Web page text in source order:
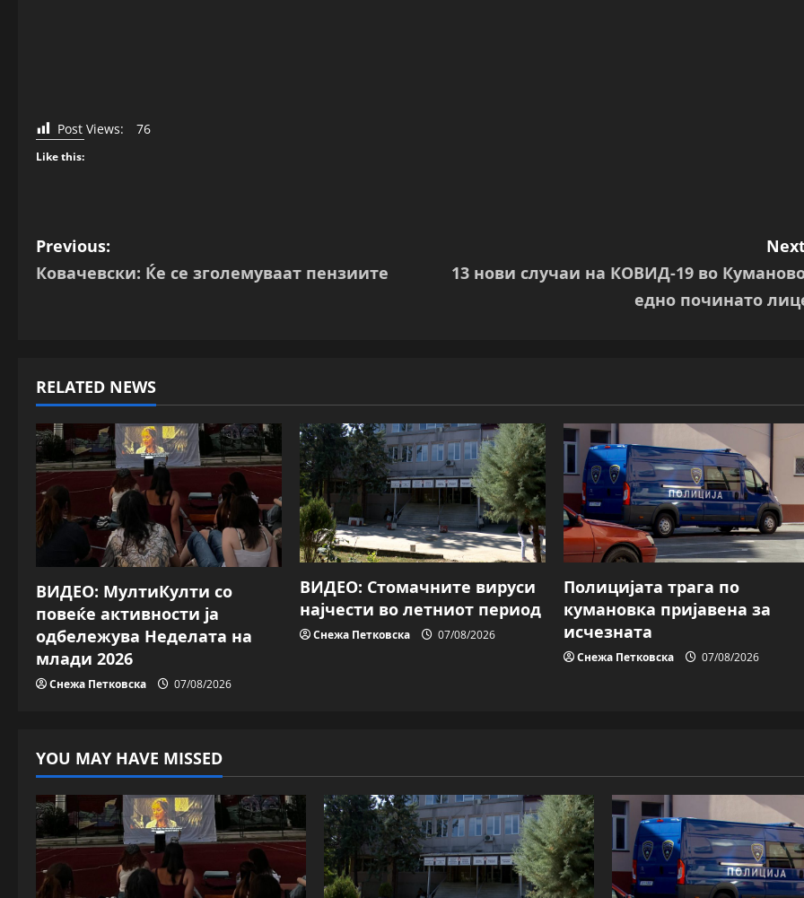
Post Views: 76
Like this:
P
o
n
a
v
i
g
a
t
i
Previous:
Ковачевски: Ќе се зголемуваат пензиите
13 нови случаи на КОВИД-19 во
едно починато
RELATED NEWS
ВИДЕО: МултиКулти со
повеќе активности ја
одбележува Неделата на
млади 2026
Снежа Петковска 07/08/2026
ВИДЕО: Стомачните вируси
најчести во летниот период
Снежа Петковска 07/08/2026
Полицијата трага пo
кумановка пријавена за
исчезната
Снежа Петковска 07/08/2026
YOU MAY HAVE MISSED